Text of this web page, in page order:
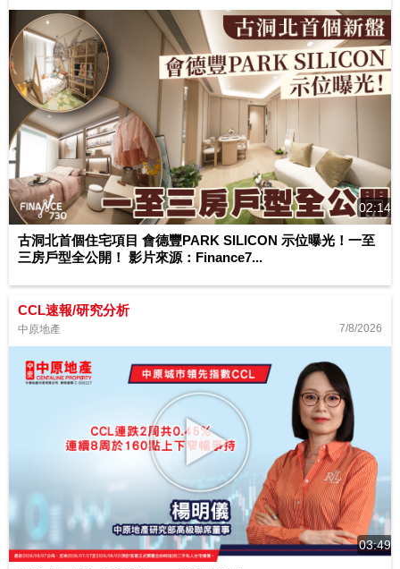
02:14
古洞北首個住宅項目 會德豐PARK SILICON 示位曝光！一至
三房戶型全公開！ 影片來源：Finance7...
CCL速報/研究分析
中原地產 7/8/2026
03:49